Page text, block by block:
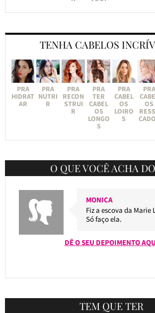
TENHA CABELOS
PRA
HIDRAT
AR
PRA
NUTRI
R
PRA
RECON
STRUI
R
PRA
TER
CABEL
OS
LONGO
S
PRA
CABEL
OS
LOIRO
S
PRA
OS
O QUE VOCÊ ACHA
MONICA
Fiz a escova da Marie
Só faço ela.
DÊ O SEU DEPOIMENTO
TEM QUE TER